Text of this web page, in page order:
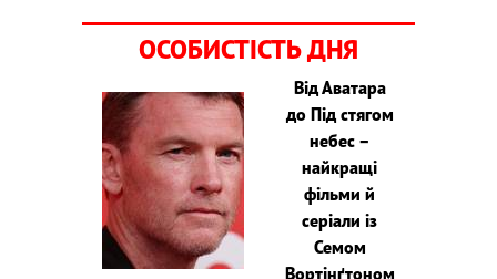
ОСОБИСТІСТЬ ДНЯ
Від Аватара
до Під стягом
небес –
найкращі
фільми й
серіали із
Семом
Вортінґтоном